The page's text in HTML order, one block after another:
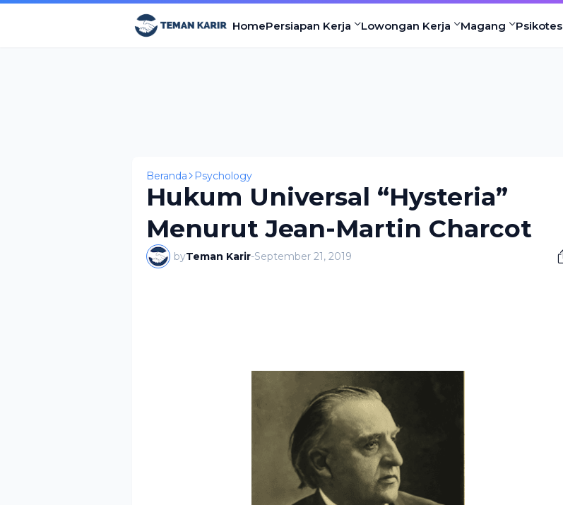
HomePersiapan Kerja Lowongan Kerja Magang Psikotes
Beranda Psychology
Hukum Universal “Hysteria”
Menurut Jean-Martin Charcot
byTeman Karir-September 21, 2019